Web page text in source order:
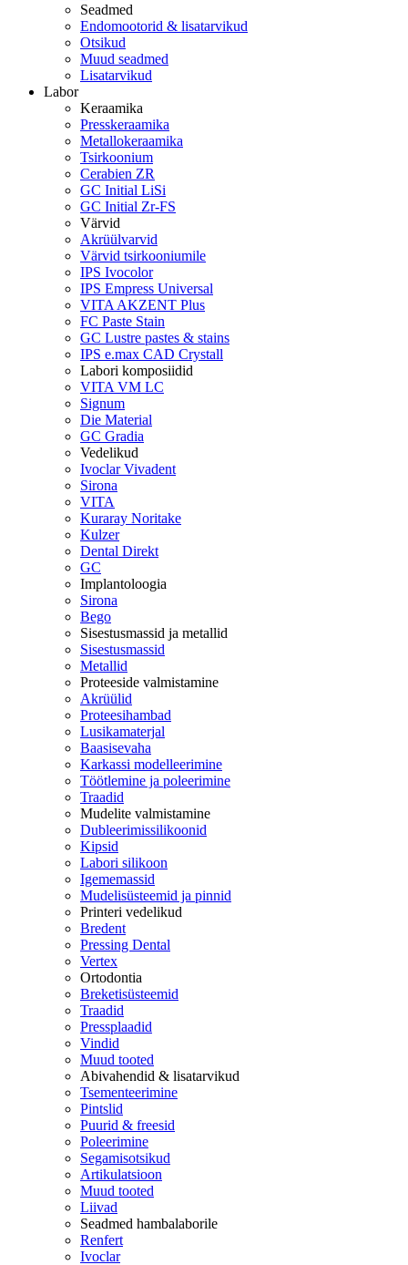
Seadmed
Endomootorid & lisatarvikud
Otsikud
Muud seadmed
Lisatarvikud
Labor
Keraamika
Presskeraamika
Metallokeraamika
Tsirkoonium
Cerabien ZR
GC Initial LiSi
GC Initial Zr-FS
Värvid
Akrüülvarvid
Värvid tsirkooniumile
IPS Ivocolor
IPS Empress Universal
VITA AKZENT Plus
FC Paste Stain
GC Lustre pastes & stains
IPS e.max CAD Crystall
Labori komposiidid
VITA VM LC
Signum
Die Material
GC Gradia
Vedelikud
Ivoclar Vivadent
Sirona
VITA
Kuraray Noritake
Kulzer
Dental Direkt
GC
Implantoloogia
Sirona
Bego
Sisestusmassid ja metallid
Sisestusmassid
Metallid
Proteeside valmistamine
Akrüülid
Proteesihambad
Lusikamaterjal
Baasisevaha
Karkassi modelleerimine
Töötlemine ja poleerimine
Traadid
Mudelite valmistamine
Dubleerimissilikoonid
Kipsid
Labori silikoon
Igememassid
Mudelisüsteemid ja pinnid
Printeri vedelikud
Bredent
Pressing Dental
Vertex
Ortodontia
Breketisüsteemid
Traadid
Pressplaadid
Vindid
Muud tooted
Abivahendid & lisatarvikud
Tsementeerimine
Pintslid
Puurid & freesid
Poleerimine
Segamisotsikud
Artikulatsioon
Muud tooted
Liivad
Seadmed hambalaborile
Renfert
Ivoclar